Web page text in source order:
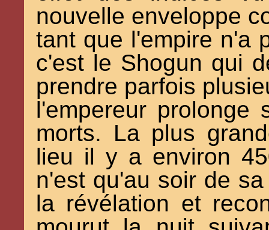
nouvelle enveloppe
tant que l'empire n'a
c'est le Shogun qui
prendre parfois
l'empereur prolonge
morts. La plus
lieu il y a environ
n'est qu'au soir de
la révélation et